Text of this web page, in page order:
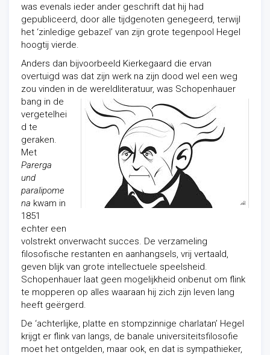
was evenals ieder ander geschrift dat hij had
gepubliceerd, door alle tijdgenoten genegeerd, terwijl
het ‘zinledige gebazel’ van zijn grote tegenpool Hegel
hoogtij vierde.
Anders dan bijvoorbeeld Kierkegaard die ervan
overtuigd was dat zijn werk na zijn dood wel een weg
zou vinden in de wereldliteratuur, was Schopenhauer
bang in de
vergetelhei
d te
geraken.
Met
Parerga
und
paralipome
na kwam in
1851
echter een
volstrekt onverwacht succes. De verzameling
filosofische restanten en aanhangsels, vrij vertaald,
geven blijk van grote intellectuele speelsheid.
Schopenhauer laat geen mogelijkheid onbenut om flink
te mopperen op alles waaraan hij zich zijn leven lang
heeft geërgerd.
De ‘achterlijke, platte en stompzinnige charlatan’ Hegel
krijgt er flink van langs, de banale universiteitsfilosofie
moet het ontgelden, maar ook, en dat is sympathieker,